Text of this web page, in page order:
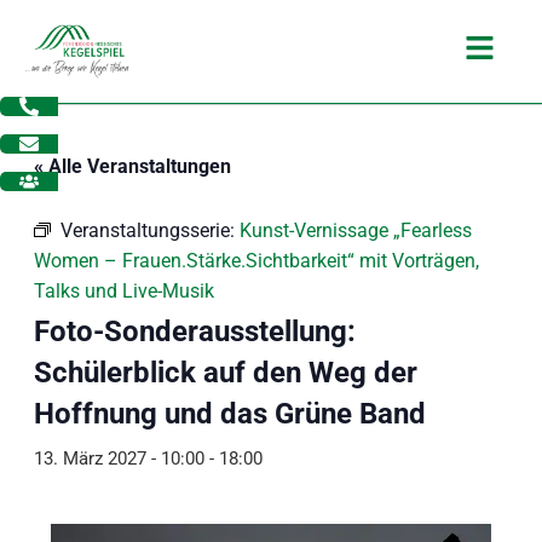
Inhalt
springen
Main
« Alle Veranstaltungen
Veranstaltungsserie: Kunst-Vernissage „Fearless
Women – Frauen.Stärke.Sichtbarkeit“ mit Vorträgen,
Talks und Live-Musik
Foto-Sonderausstellung:
Schülerblick auf den Weg der
Hoffnung und das Grüne Band
13. März 2027 - 10:00- 18:00